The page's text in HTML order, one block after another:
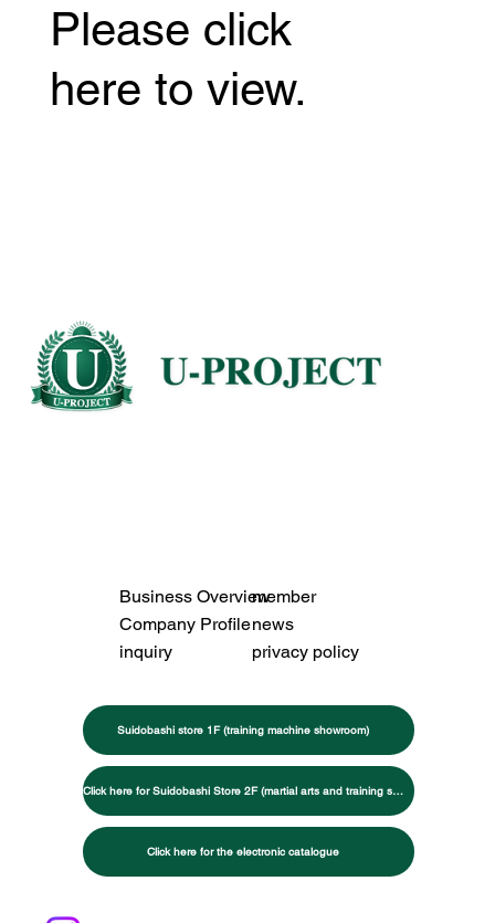
Please click
here to view.
Suidobashi store 1F (training machine showroom)
Click here for Suidobashi Store 2F (martial arts and training specialty store)
Click here for the electronic catalogue
Business Overviewmember
Company Profilenews
inquiry
privacy policy